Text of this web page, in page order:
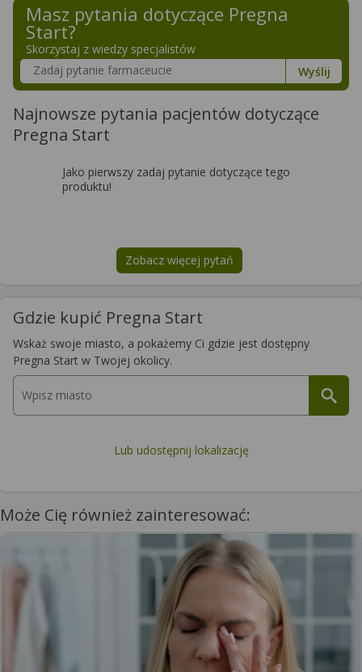
Masz pytania dotyczące Pregna
Start?
Skorzystaj z wiedzy specjalistów
Szukaj w poradnikach o zdrowiu
Wyślij
Najnowsze pytania pacjentów dotyczące
Pregna Start
Jako pierwszy zadaj pytanie dotyczące tego
produktu!
Zobacz więcej pytań
na tematPregna Start
Gdzie kupić Pregna Start
Wskaż swoje miasto, a pokażemy Ci gdzie jest dostępny
Pregna Start w Twojej okolicy.
Lub udostępnij lokalizację
Może Cię również zainteresować: